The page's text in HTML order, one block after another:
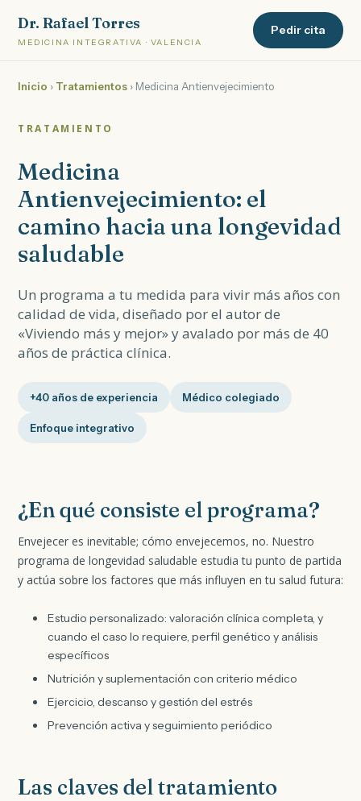
Dr. Rafael Torres
MEDICINA INTEGRATIVA · VALENCIA
Pedir cita
Inicio › Tratamientos › Medicina Antienvejecimiento
TRATAMIENTO
Medicina
Antienvejecimiento: el
camino hacia una longevidad
saludable
Un programa a tu medida para vivir más años con
calidad de vida, diseñado por el autor de
«Viviendo más y mejor» y avalado por más de 40
años de práctica clínica.
+40 años de experiencia Médico colegiado
Enfoque integrativo
¿En qué consiste el programa?
Envejecer es inevitable; cómo envejecemos, no. Nuestro
programa de longevidad saludable estudia tu punto de partida
y actúa sobre los factores que más influyen en tu salud futura:
Estudio personalizado: valoración clínica completa, y
cuando el caso lo requiere, perfil genético y análisis
específicos
Nutrición y suplementación con criterio médico
Ejercicio, descanso y gestión del estrés
Prevención activa y seguimiento periódico
Las claves del tratamiento